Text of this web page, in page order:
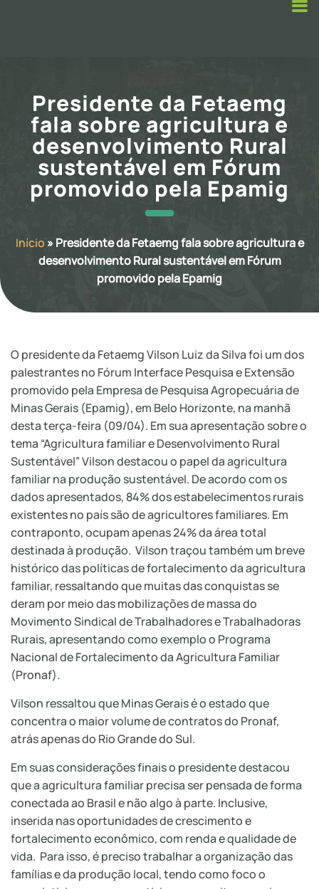
Presidente da Fetaemg
fala sobre agricultura e
desenvolvimento Rural
sustentável em Fórum
promovido pela Epamig
Início »Presidente da Fetaemg fala sobre agricultura e
desenvolvimento Rural sustentável em Fórum
promovido pela Epamig
O presidente da Fetaemg Vilson Luiz da Silva foi um dos
palestrantes no Fórum Interface Pesquisa e Extensão
promovido pela Empresa de Pesquisa Agropecuária de
Minas Gerais (Epamig), em Belo Horizonte, na manhã
desta terça-feira (09/04). Em sua apresentação sobre o
tema “Agricultura familiar e Desenvolvimento Rural
Sustentável” Vilson destacou o papel da agricultura
familiar na produção sustentável. De acordo com os
dados apresentados, 84% dos estabelecimentos rurais
existentes no país são de agricultores familiares. Em
contraponto, ocupam apenas 24% da área total
destinada à produção. Vilson traçou também um breve
histórico das políticas de fortalecimento da agricultura
familiar, ressaltando que muitas das conquistas se
deram por meio das mobilizações de massa do
Movimento Sindical de Trabalhadores e Trabalhadoras
Rurais, apresentando como exemplo o Programa
Nacional de Fortalecimento da Agricultura Familiar
(Pronaf).
Vilson ressaltou que Minas Gerais é o estado que
concentra o maior volume de contratos do Pronaf,
atrás apenas do Rio Grande do Sul.
Em suas considerações finais o presidente destacou
que a agricultura familiar precisa ser pensada de forma
conectada ao Brasil e não algo à parte. Inclusive,
inserida nas oportunidades de crescimento e
fortalecimento econômico, com renda e qualidade de
vida. Para isso, é preciso trabalhar a organização das
famílias e da produção local, tendo como foco o